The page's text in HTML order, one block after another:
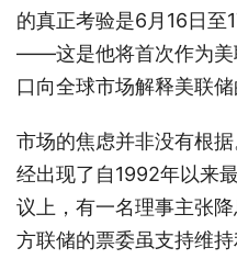
的真正考验是6月16日至
——这是他将首次作为美
口向全球市场解释美联储
市场的焦虑并非没有根
经出现了自1992年以来
议上，有一名理事主张
方联储的票委虽支持维